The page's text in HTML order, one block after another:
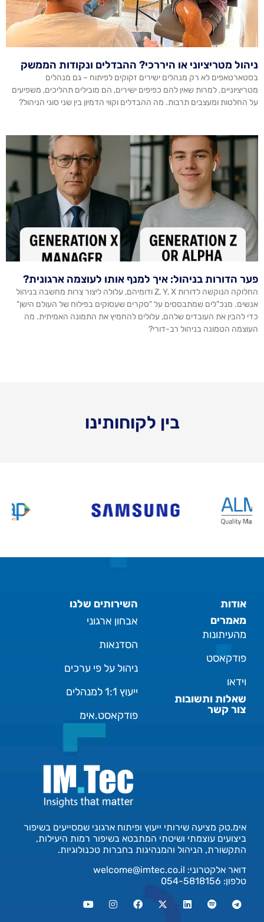
ניהול מטריציוני או היררכי? ההבדלים ונקודות הממשק
בסטארטאפים לא רק מנהלים ישירים זקוקים לפיתוח – גם מנהלים
מטריציוניים. למרות שאין להם כפיפים ישירים, הם מובילים תהליכים, משפיעים
על החלטות ומעצבים תרבות. מה ההבדלים וקווי הדמיון בין שני סוגי הניהול?
פער הדורות בניהול: איך למנף אותו לעוצמה ארגונית?
החלוקה הנוקשה לדורות Z, Y, X ודומיהם, עלולה ליצור צרות מחשבה בניהול
אנשים. מנכ"לים שמתבססים על "סקרים שעסוקים בפילוח של העולם הישן"
כדי להבין את העובדים שלהם, עלולים להחמיץ את התמונה האמיתית. מה
העוצמה הטמונה בניהול רב-דורי?
בין לקוחותינו
אודות
מאמרים
מהעיתונות
פודקאסט
וידאו
שאלות ותשובות
צור קשר
השירותים שלנו
אבחון ארגוני
הסדנאות
ניהול על פי ערכים
ייעוץ 1:1 למנהלים
פודקאסט.אימ
אימ.טק מציעה שירותי ייעוץ ופיתוח ארגוני שמסייעים בשיפור
ביצועים עוצמתי ושיטתי המתבטא בשיפור רמות היעילות,
התקשורת, הניהול והמנהיגות בחברות טכנולוגיות.
דואר אלקטרוני: welcome@imtec.co.il
טלפון: 054-5818156